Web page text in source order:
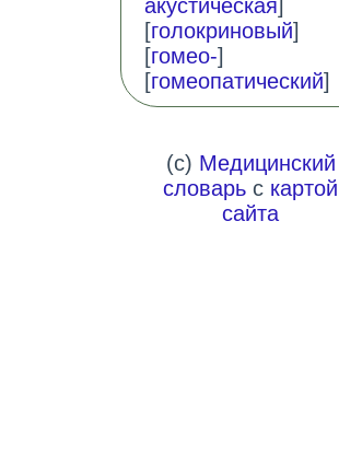
акустическая]
[голокриновый]
[гомео-]
[гомеопатический]
(c) Медицинский
словарь с картой
сайта